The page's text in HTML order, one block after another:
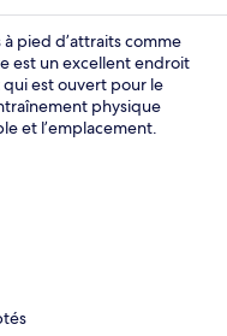
Piscine
pied d’attraits comme
est un excellent endroit
est ouvert pour le
physique
et l’emplacement.